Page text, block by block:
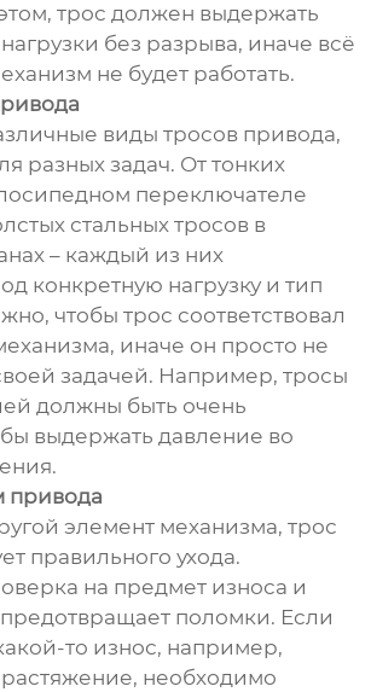
трос должен выдержать
без разрыва, иначе всё
не будет работать.
виды тросов привода,
разных задач. От тонких
переключателе
стальных тросов в
– каждый из них
конкретную нагрузку и тип
чтобы трос соответствовал
иначе он просто не
задачей. Например, тросы
должны быть очень
выдержать давление во
привода
элемент механизма, трос
правильного ухода.
на предмет износа и
поломки. Если
то износ, например,
необходимо